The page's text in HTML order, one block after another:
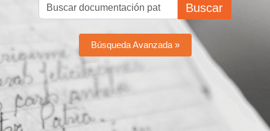
Buscar
Búsqueda Avanzada »